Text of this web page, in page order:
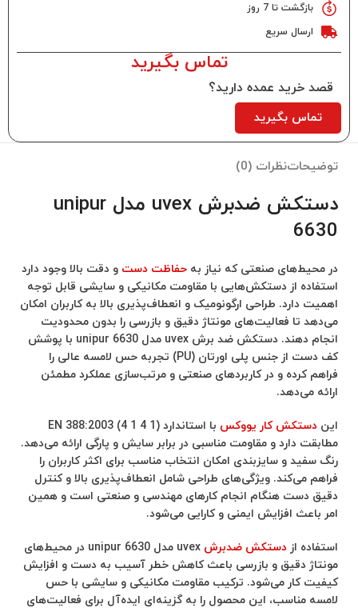
بازگشت تا 7 روز
ارسال سریع
تماس بگیرید
قصد خرید عمده دارید؟
تماس بگیرید
توضیحاتنظرات (0)
دستکش ضدبرش uvex مدل unipur
6630
در محیط‌های صنعتی که نیاز به حفاظت دست و دقت بالا وجود دارد
استفاده از دستکش‌هایی با مقاومت مکانیکی و سایشی قابل توجه
اهمیت دارد. طراحی ارگونومیک و انعطاف‌پذیری بالا به کاربران امکان
می‌دهد تا فعالیت‌های مونتاژ دقیق و بازرسی را بدون محدودیت
انجام دهند. دستکش ضد برش uvex مدل unipur 6630 با پوشش
کف دست از جنس پلی اورتان (PU) تجربه حس لامسه عالی را
فراهم کرده و در کاربردهای صنعتی و مرتب‌سازی عملکرد مطمئن
ارائه می‌دهد.
این دستکش کار یووکس
با استاندارد (EN 388:2003 (4 1 4 1
مطابقت دارد و مقاومت مناسبی در برابر سایش و پارگی ارائه می‌دهد.
رنگ سفید و سایزبندی امکان انتخاب مناسب برای اکثر کاربران را
فراهم می‌کند. ویژگی‌های طراحی شامل انعطاف‌پذیری بالا و کنترل
دقیق دست هنگام انجام کارهای مهندسی و صنعتی است و همین
امر باعث افزایش ایمنی و کارایی می‌شود.
استفاده از دستکش ضدبرش
uvex مدل unipur 6630 در محیط‌های
مونتاژ دقیق و بازرسی باعث کاهش خطر آسیب به دست و افزایش
کیفیت کار می‌شود. ترکیب مقاومت مکانیکی و سایشی با حس
لامسه مناسب، این محصول را به گزینه‌ای ایده‌آل برای فعالیت‌های